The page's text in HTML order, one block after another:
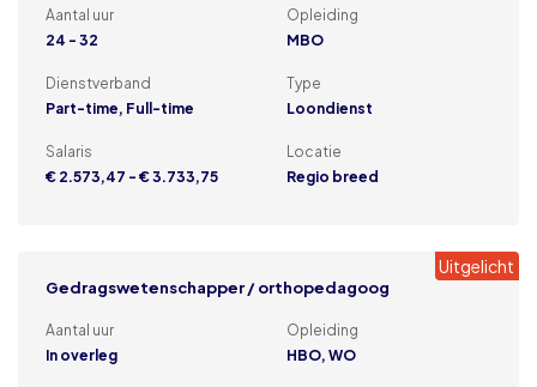
Aantal uur
24 - 32
Opleiding
MBO
Dienstverband
Part-time, Full-time
Type
Loondienst
Salaris
€ 2.573,47 - € 3.733,75
Locatie
Regio breed
Uitgelicht
Gedragswetenschapper / orthopedagoog
Aantal uur
In overleg
Opleiding
HBO, WO